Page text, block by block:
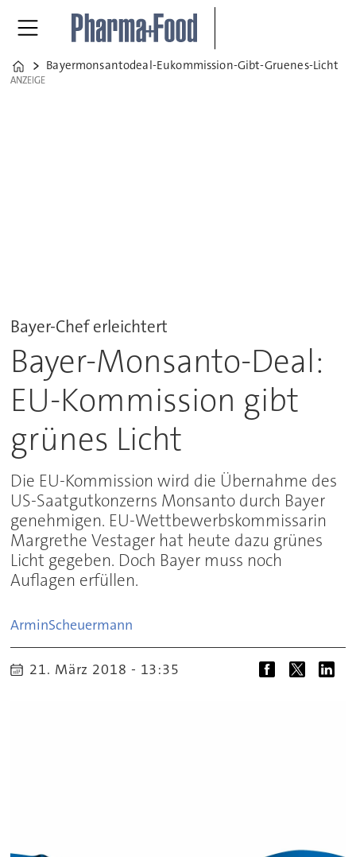
Home
Bayermonsantodeal-Eukommission-Gibt-Gruenes-Licht
ANZEIGE
ANZEIGE
Bayer-Chef erleichtert
Bayer-Monsanto-Deal:
EU-Kommission gibt
grünes Licht
Die EU-Kommission wird die Übernahme des
US-Saatgutkonzerns Monsanto durch Bayer
genehmigen. EU-Wettbewerbskommissarin
Margrethe Vestager hat heute dazu grünes
Licht gegeben. Doch Bayer muss noch
Auflagen erfüllen.
ArminScheuermann
21. März 2018 - 13:35